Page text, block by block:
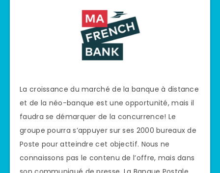
La croissance du marché de la banque à distance
et de la néo-banque est une opportunité, mais il
faudra se démarquer de la concurrence! Le
groupe pourra s’appuyer sur ses 2000 bureaux de
Poste pour atteindre cet objectif. Nous ne
connaissons pas le contenu de l’offre, mais dans